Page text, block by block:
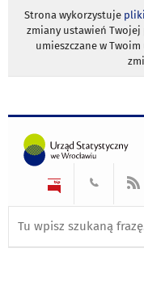
Strona wykorzystuje
zmiany ustawień Twojej
umieszczane w